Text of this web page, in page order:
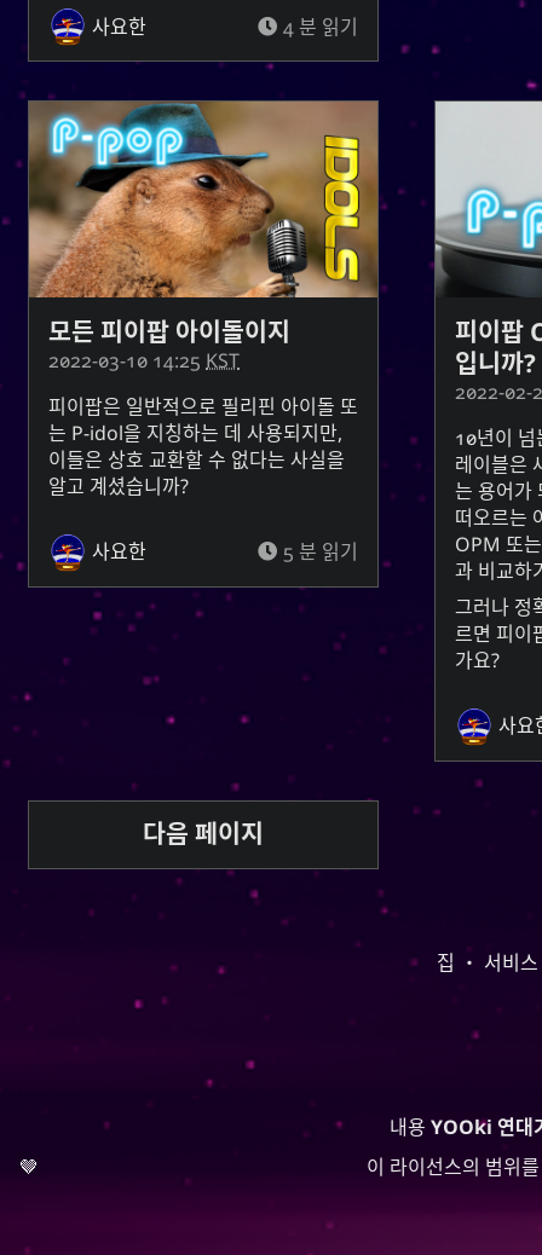
사요한 4 분 읽기
모든 피이팝 아이돌이지
2022-03-10 14:25 KST
피이팝은 일반적으로 필리핀 아이돌 또
는 P-idol을 지칭하는 데 사용되지만,
이들은 상호 교환할 수 없다는 사실을
알고 계셨습니까?
사요한 5 분 읽기
피이팝
입니까?
2022-02-
10년이 넘
레이블은
는 용어가
떠오르는
OPM 또
과 비교하
그러나 정
르면 피이
가요?
사요
다음 페이지
집 ・ 서비
내용 YOOki 연대
🤎
이 라이선스의 범위